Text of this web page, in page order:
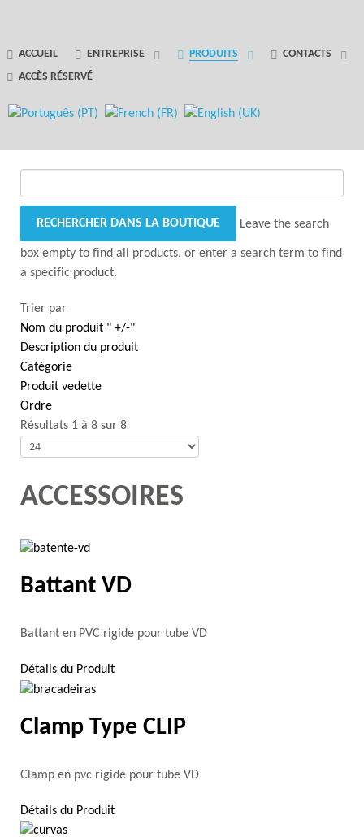
ACCUEIL ENTREPRISE PRODUITS
CONTACTS
ACCÈS RÉSERVÉ
GANTRY 5 PARTICLE
Error while rendering particle.
Leave the search
box empty to find all products, or enter a search term to find
a specific product.
Trier par
Nom du produit " +/-"
Description du produit
Catégorie
Produit vedette
Ordre
Résultats 1 à 8 sur 8
ACCESSOIRES
Battant VD
Battant en PVC rigide pour tube VD
Détails du Produit
Clamp Type CLIP
Clamp en pvc rigide pour tube VD
Détails du Produit